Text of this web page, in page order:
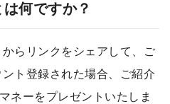
何ですか？
らリンクをシェアして、ご
ト登録された場合、ご紹介
ネーをプレゼントいたしま